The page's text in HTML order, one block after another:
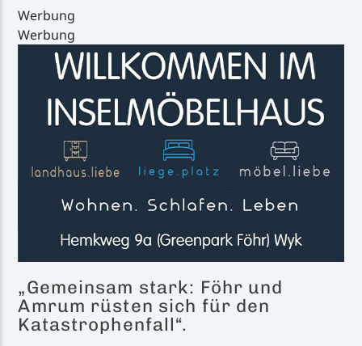
Werbung
Werbung
„Gemeinsam stark: Föhr und
Amrum rüsten sich für den
Katastrophenfall“.